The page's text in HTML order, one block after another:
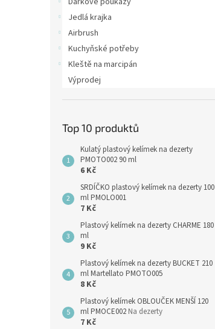
Jedlá krajka
Airbrush
Kuchyňské potřeby
Kleště na marcipán
Výprodej
Top 10 produktů
Kulatý plastový kelímek na dezerty
PMOTO002 90 ml
6 Kč
SRDÍČKO plastový kelímek na dezerty 100
ml PMOLO001
7 Kč
Plastový kelímek na dezerty CHARME 180
ml
9 Kč
Plastový kelímek na dezerty BUCKET 210
ml Martellato PMOTO005
8 Kč
Plastový kelímek OBLOUČEK MENŠÍ 120
ml PMOCE002 Na dezerty
7 Kč